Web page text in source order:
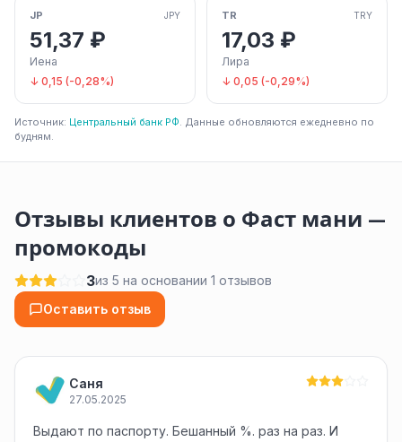
JP JPY
51,37 ₽
Иена
↓ 0,15 (-0,28%)
TR TRY
17,03 ₽
Лира
↓ 0,05 (-0,29%)
Источник: Центральный банк РФ. Данные обновляются ежедневно по
будням.
Отзывы клиентов о Фаст мани —
промокоды
3из 5 на основании 1 отзывов
Оставить отзыв
Саня
27.05.2025
Выдают по паспорту. Бешанный %. раз на раз. И